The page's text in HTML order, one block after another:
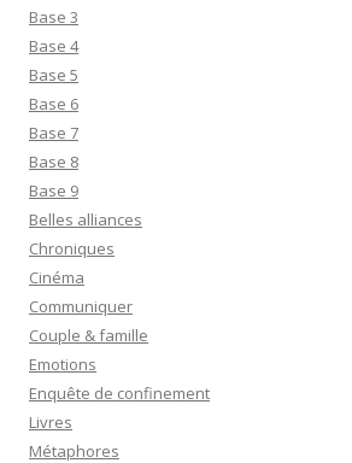
Base 3
Base 4
Base 5
Base 6
Base 7
Base 8
Base 9
Belles alliances
Chroniques
Cinéma
Communiquer
Couple & famille
Emotions
Enquête de confinement
Livres
Métaphores